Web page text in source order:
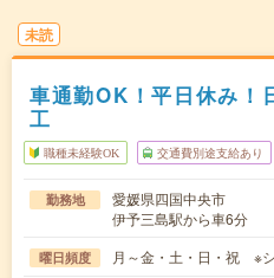
未読
車通勤OK！平日休み！
工
職種未経験OK 交通費別途支給あり
勤務地
愛媛県四国中央市
伊予三島駅から車6分
曜日頻度 月～金・土・日・祝 ※